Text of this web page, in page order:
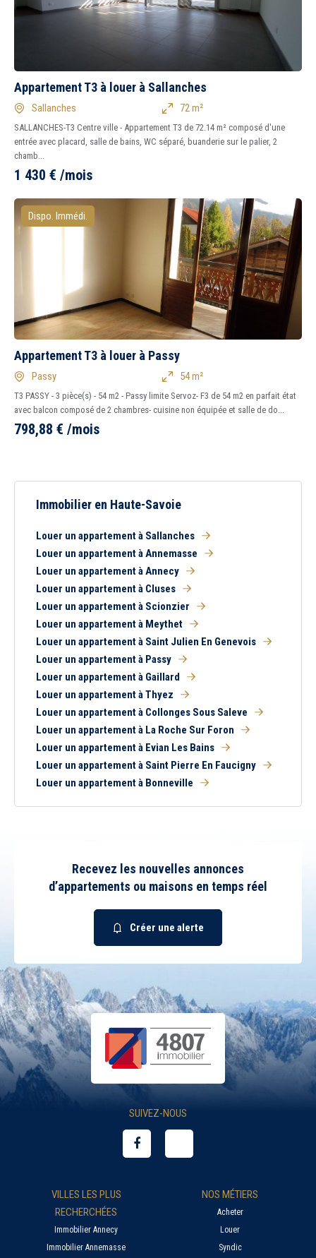
Appartement T3 à louer à Sallanches
Sallanches 72 m²
SALLANCHES-T3 Centre ville - Appartement T3 de 72.14 m² composé d'une
entrée avec placard, salle de bains, WC séparé, buanderie sur le palier, 2
chamb...
1 430 € /mois
Dispo. Immédi.
Appartement T3 à louer à Passy
Passy 54 m²
T3 PASSY - 3 pièce(s) - 54 m2 - Passy limite Servoz- F3 de 54 m2 en parfait état
avec balcon composé de 2 chambres- cuisine non équipée et salle de do...
798,88 € /mois
Immobilier en Haute-Savoie
Louer un appartement à Sallanches
Louer un appartement à Annemasse
Louer un appartement à Annecy
Louer un appartement à Cluses
Louer un appartement à Scionzier
Louer un appartement à Meythet
Louer un appartement à Saint Julien En Genevois
Louer un appartement à Passy
Louer un appartement à Gaillard
Louer un appartement à Thyez
Louer un appartement à Collonges Sous Saleve
Louer un appartement à La Roche Sur Foron
Louer un appartement à Evian Les Bains
Louer un appartement à Saint Pierre En Faucigny
Louer un appartement à Bonneville
Recevez les nouvelles annonces
d’appartements ou maisons en temps réel
Créer une alerte
SUIVEZ-NOUS
VILLES LES PLUS
RECHERCHÉES
Immobilier Annecy
Immobilier Annemasse
NOS MÉTIERS
Acheter
Louer
Syndic